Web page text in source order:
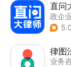
直问
政企
律图
业务